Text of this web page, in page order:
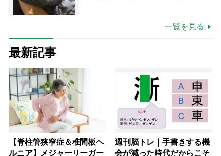
一覧を見る
最新記事
【脊柱管狭窄症＆椎間板ヘ
ルニア】メジャーリーガー
週刊脳トレ｜手書きする機
会が減った時代だからこそ